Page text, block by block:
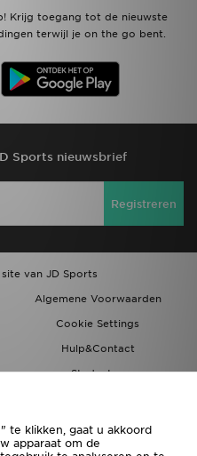
Krijg toegang tot de nieuwste
terwijl je on the go bent.
Sports nieuwsbrief
Registreren
van JD Sports
Algemene Voorwaarden
Cookie Settings
Hulp&Contact
Studenten
te klikken, gaat u akkoord
apparaat om de